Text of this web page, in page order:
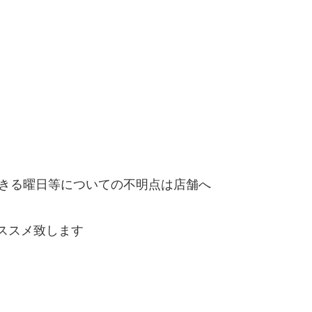
る曜日等についての不明点は店舗へ
スメ致します